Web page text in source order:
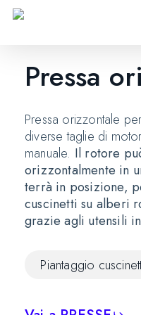
Skip
Pressa
Pressa orizzontale
diverse taglie di
manuale. Il rotore
orizzontalmente in
terrà in posizione,
cuscinetti su alberi
grazie agli utensili
Piantaggio